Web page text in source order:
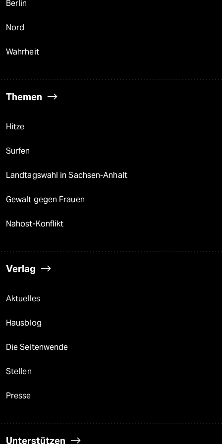
Berlin
Nord
Wahrheit
Themen
Hitze
Surfen
Landtagswahl in Sachsen-Anhalt
Gewalt gegen Frauen
Nahost-Konflikt
Verlag
Aktuelles
Hausblog
Die Seitenwende
Stellen
Presse
Unterstützen